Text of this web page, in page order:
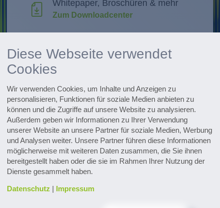
Diese Webseite verwendet
Cookies
Wir verwenden Cookies, um Inhalte und Anzeigen zu
personalisieren, Funktionen für soziale Medien anbieten zu
können und die Zugriffe auf unsere Website zu analysieren.
Außerdem geben wir Informationen zu Ihrer Verwendung
unserer Website an unsere Partner für soziale Medien, Werbung
und Analysen weiter. Unsere Partner führen diese Informationen
möglicherweise mit weiteren Daten zusammen, die Sie ihnen
bereitgestellt haben oder die sie im Rahmen Ihrer Nutzung der
Dienste gesammelt haben.
Datenschutz | Impressum
Whitepaper, Broschüren & mehr
Zum Downloadcenter
Innovationen entdecken
Zu den Terminen
Zum Pharmaceutical Newsletter
anmelden